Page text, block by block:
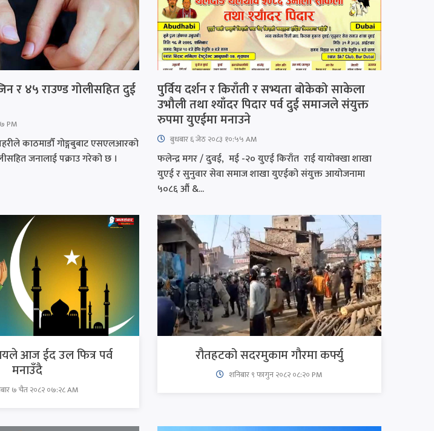
र ४५ राउण्ड गोलीसहित दुई
PM
काठमाडौँ गोङ्गबुबाट एसएलआरको
जनालाई पक्राउ गरेको छ ।
पुर्विय दर्शन र किराँती र सभ्यता बोकेको साकेला
उभौली तथा श्याँदर पिदार पर्व दुई समाजले संयुक्त
रुपमा युएईमा मनाउने
बुधबार ६ जेठ २०८३ १०:५५ AM
फलेन्द्र मगर / दुवई, मई -२० युएई किराँत राई यायोक्खा शाखा
युएई र सुनुवार सेवा समाज शाखा युएईको संयुक्त आयोजनामा
५०८६ औं &...
आज ईद उल फित्र पर्व
मनाउँदै
७ चैत २०८२ ०७:२८ AM
रौतहटको सदरमुकाम गौरमा कर्फ्यु
शनिबार ९ फागुन २०८२ ०८:२० PM